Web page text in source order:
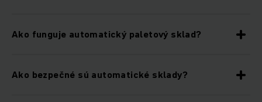
Ako funguje automatický paletový sklad?
Ako bezpečné sú automatické sklady?